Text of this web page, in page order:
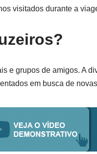
visitados durante a
e grupos de amigos. A
em busca de